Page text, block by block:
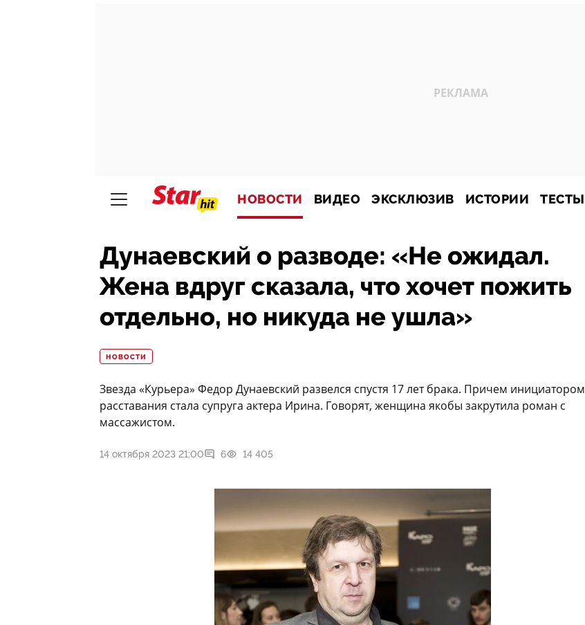
НОВОСТИ ВИДЕО ЭКСКЛЮЗИВ ИСТОРИИ ТЕСТЫ
Дунаевский о разводе: «Не ожидал.
Жена вдруг сказала, что хочет пожить
отдельно, но никуда не ушла»
НОВОСТИ
Звезда «Курьера» Федор Дунаевский развелся спустя 17 лет брака. Причем инициатором
расставания стала супруга актера Ирина. Говорят, женщина якобы закрутила роман с
массажистом.
14 октября 2023 21:00 6 14 405